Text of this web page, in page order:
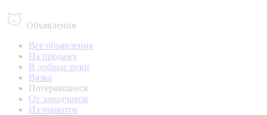
Объявления
Все объявления
На продажу
В добрые руки
Вязка
Потерявшиеся
От заводчиков
Из приютов